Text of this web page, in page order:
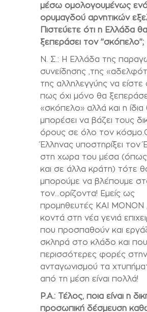
μέσω ομολογουμένως
ορυμαγδού αρνητικών
Πιστεύετε ότι η Ελλάδα θα
ξεπεράσει τον ’’σκόπελο’’;
Ν. Σ.: Η Ελλάδα της
συνείδησης ,της
της αλληλεγγύης να είστε
πως όχι μόνο θα
«σκόπελο» αλλά και η ίδια
μπορέσει να βάζει τους
όρους σε όλο τον
Έλληνας υποστηρίξει τον
στη χωρα του μέσα (όπως
και σε άλλα κράτη) τότε
μπορούμε να βλέπουμε
τον…ορίζοντα! Εμείς ως
προμηθευτές ΚΑΙ ΜΟΝΟΝ ,
κοντά στη νέα γενιά
που προσπαθούν και
σκληρά στο κλάδο και που
περισσότερες φορές
ανταγωνισμού τα
από τη μέση είναι πολλά!
P.A.: Τέλος, ποια είναι η
προσωπική δέσμευση